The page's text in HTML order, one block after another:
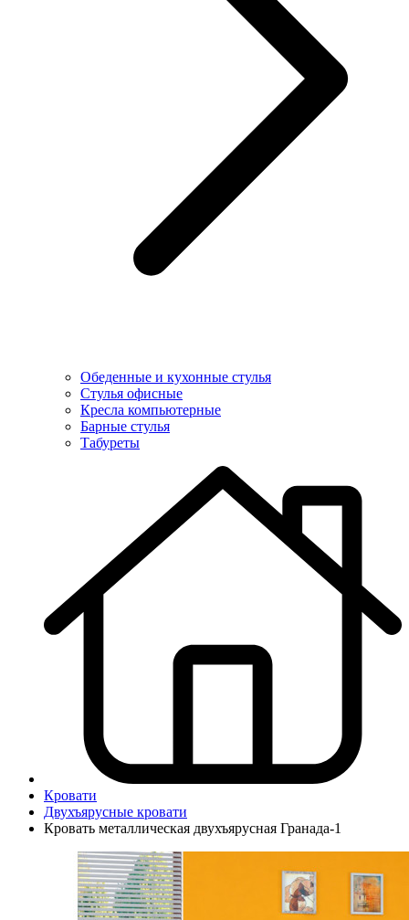
Обеденные и кухонные стулья
Стулья офисные
Кресла компьютерные
Барные стулья
Табуреты
Кровати
Двухъярусные кровати
Кровать металлическая двухъярусная Гранада-1